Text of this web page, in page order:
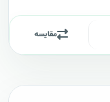
مقایسه